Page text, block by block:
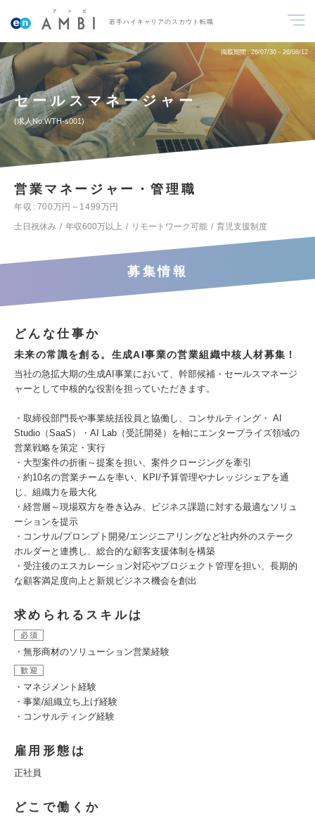
若手ハイキャリアのスカウト転職
掲載期間 26/07/30～26/08/12
セールスマネージャー
求人No.WTH-s001
営業マネージャー・管理職
年収
700万円～1499万円
土日祝休み
年収600万以上 リモートワーク可能 育児支援制度
募集情報
どんな仕事か
未来の常識を創る。生成AI事業の営業組織中核人材募集！
当社の急拡大期の生成AI事業において、幹部候補・セールスマネージ
ャーとして中核的な役割を担っていただきます。
・取締役部門長や事業統括役員と協働し、コンサルティング・ AI
Studio（SaaS）・AI Lab（受託開発）を軸にエンタープライズ領域の
営業戦略を策定・実行
・大型案件の折衝～提案を担い、案件クロージングを牽引
・約10名の営業チームを率い、KPI/予算管理やナレッジシェアを通
じ、組織力を最大化
・経営層～現場双方を巻き込み、ビジネス課題に対する最適なソリュ
ーションを提示
・コンサル/プロンプト開発/エンジニアリングなど社内外のステーク
ホルダーと連携し、総合的な顧客支援体制を構築
・受注後のエスカレーション対応やプロジェクト管理を担い、長期的
な顧客満足度向上と新規ビジネス機会を創出
求められるスキルは
必須
・無形商材のソリューション営業経験
歓迎
・マネジメント経験
・事業/組織立ち上げ経験
・コンサルティング経験
雇用形態は
正社員
どこで働くか